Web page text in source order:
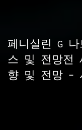
페니실린 G
스 및 전망전
향 및 전망 –